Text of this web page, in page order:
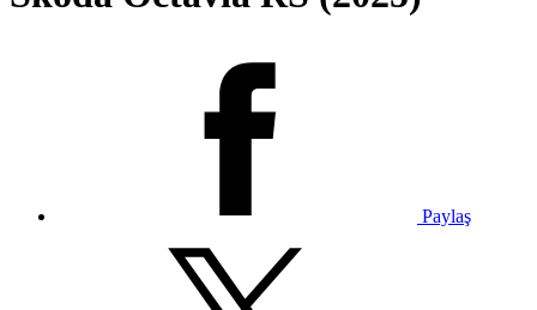
Paylaş